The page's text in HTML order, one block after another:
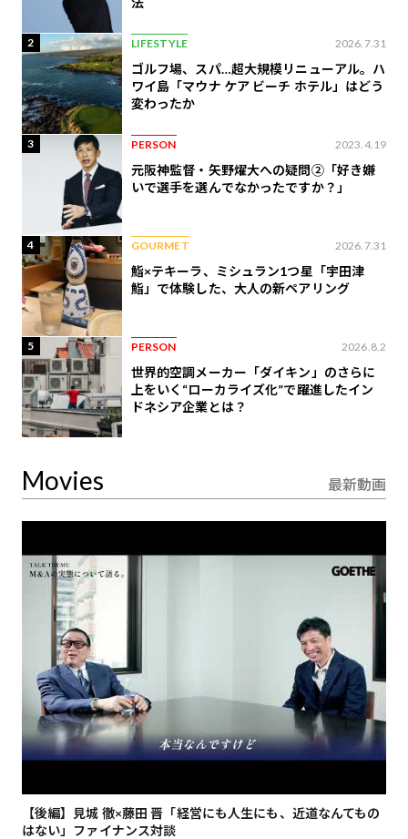
2 LIFESTYLE 2026.7.31
ゴルフ場、スパ…超大規模リニューアル。ハ
ワイ島「マウナ ケア ビーチ ホテル」はどう
変わったか
3 PERSON 2023.4.19
元阪神監督・矢野燿大への疑問②「好き嫌
いで選手を選んでなかったですか？」
4 GOURMET 2026.7.31
鮨×テキーラ、ミシュラン1つ星「宇田津
鮨」で体験した、大人の新ペアリング
5 PERSON 2026.8.2
世界的空調メーカー「ダイキン」のさらに
上をいく“ローカライズ化”で躍進したイン
ドネシア企業とは？
Movies 最新動画
【後編】見城 徹×藤田 晋「経営にも人生にも、近道なんてもの
はない」ファイナンス対談